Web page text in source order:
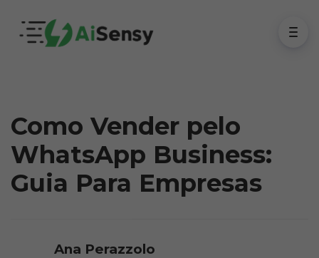
Como Vender pelo
WhatsApp Business:
Guia Para Empresas
Ana Perazzolo